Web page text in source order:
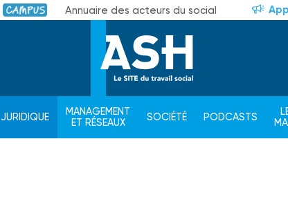
Campus Annuaire des acteurs du social
JURIDIQUE
MANAGEMENT
ET RÉSEAUX
SOCIÉTÉ PODCASTS